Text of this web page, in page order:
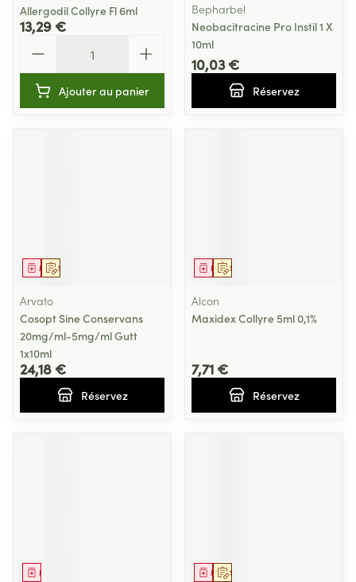
Allergodil Collyre Fl 6ml
13,29 €
Ajouter au panier
Bepharbel
Neobacitracine Pro Instil 1 X
10ml
10,03 €
Réservez
Sur prescription
Médicament
Arvato
Cosopt Sine Conservans
20mg/ml-5mg/ml Gutt
1x10ml
24,18 €
Réservez
Sur prescription
Médicament
Alcon
Maxidex Collyre 5ml 0,1%
7,71 €
Réservez
Médicament Sur prescription
Médicament